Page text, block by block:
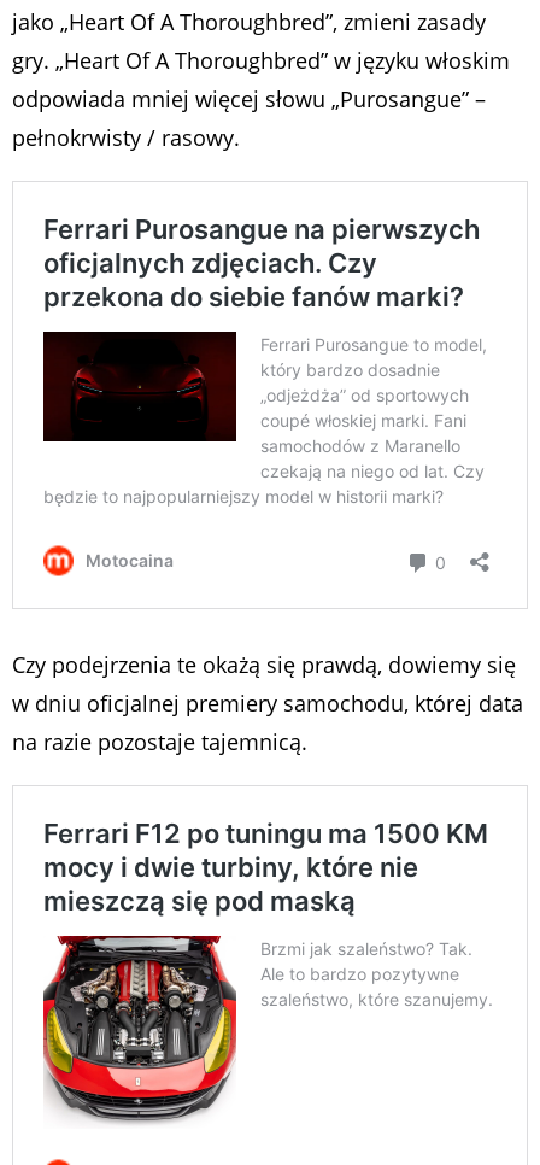
jako „Heart Of A Thoroughbred”, zmieni zasady
gry. „Heart Of A Thoroughbred” w języku włoskim
odpowiada mniej więcej słowu „Purosangue” –
pełnokrwisty / rasowy.
Czy podejrzenia te okażą się prawdą, dowiemy się
w dniu oficjalnej premiery samochodu, której data
na razie pozostaje tajemnicą.